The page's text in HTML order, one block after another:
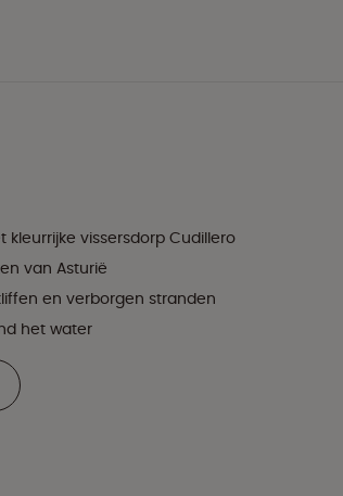
kleurrijke vissersdorp Cudillero
van Asturië
en verborgen stranden
het water